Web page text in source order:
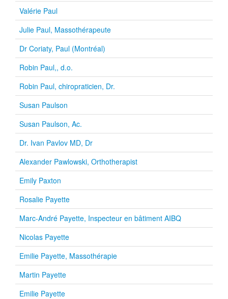
Valérie Paul
Julie Paul, Massothérapeute
Dr Coriaty, Paul (Montréal)
Robin Paul,, d.o.
Robin Paul, chiropraticien, Dr.
Susan Paulson
Susan Paulson, Ac.
Dr. Ivan Pavlov MD, Dr
Alexander Pawlowski, Orthotherapist
Emily Paxton
Rosalie Payette
Marc-André Payette, Inspecteur en bâtiment AIBQ
Nicolas Payette
Emilie Payette, Massothérapie
Martin Payette
Emilie Payette